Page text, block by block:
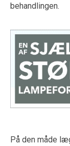
behandlingen.
På den måde